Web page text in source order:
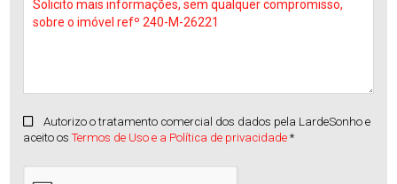
Autorizo o tratamento comercial dos dados pela LardeSonho e
aceito os Termos de Uso e a Política de privacidade *